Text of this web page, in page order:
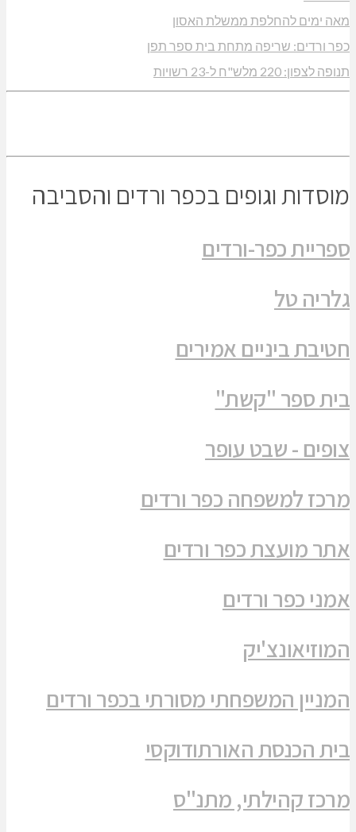
מאה ימים להחלפת ממשלת האסון
כפר ורדים: שריפה מתחת בית ספר תפן
תנופה לצפון: 220 מלש"ח ל-23 רשויות
מוסדות וגופים בכפר ורדים והסביבה
ספריית כפר-ורדים
גלריה טל
חטיבת ביניים אמירים
בית ספר "קשת"
צופים - שבט עופר
מרכז למשפחה כפר ורדים
אתר מועצת כפר ורדים
אמני כפר ורדים
המוזיאונצ'יק
המניין המשפחתי מסורתי בכפר ורדים
בית הכנסת האורתודוקסי
מרכז קהילתי, מתנ"ס